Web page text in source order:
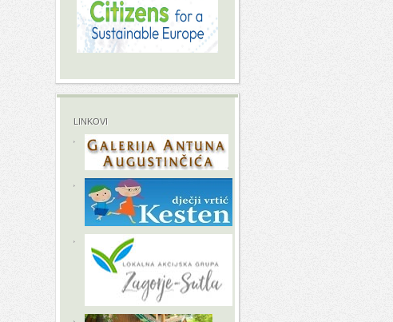
LINKOVI